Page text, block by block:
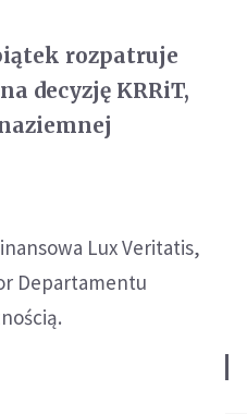
rozpatruje
decyzję KRRiT,
Lux Veritatis,
Departamentu